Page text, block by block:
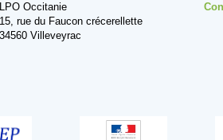
LPO Occitanie
15, rue du Faucon crécerellette
34560 Villeveyrac